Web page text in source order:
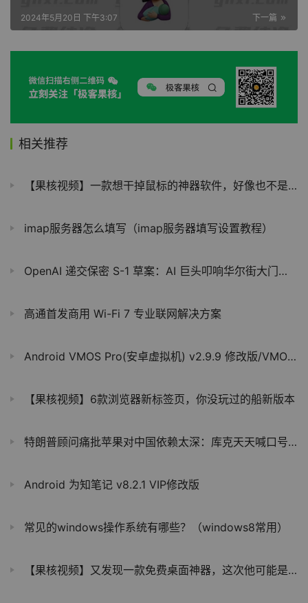
下一篇
2024年5月20日 下午3:07
相关推荐
【果核视频】一款想干掉鼠标的神器软件，好像也不是不可能
imap服务器怎么填写（imap服务器填写设置教程）
OpenAI 递交保密 S-1 草案：AI 巨头叩响华尔街大门，与 Anthropic 的上市竞速开启
高通首发商用 Wi-Fi 7 专业联网解决方案
Android VMOS Pro(安卓虚拟机) v2.9.9 修改版/VMOS助手 v3.2.4
【果核视频】6款浏览器新标签页，你没玩过的船新版本
特朗普顾问痛批苹果对中国依赖太深：库克天天喊口号回美国 没有实际行动
Android 为知笔记 v8.2.1 VIP修改版
常见的windows操作系统有哪些？（windows8常用）
【果核视频】又发现一款免费桌面神器，这次他可能是最强的